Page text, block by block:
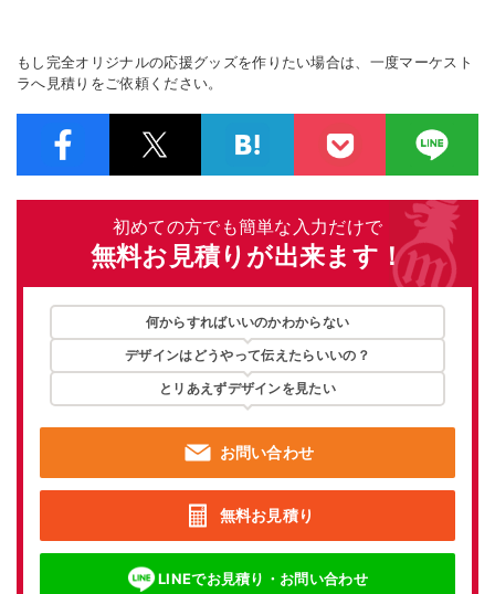
もし完全オリジナルの応援グッズを作りたい場合は、一度マーケスト
ラへ見積りをご依頼ください。
初めての方でも簡単な入力だけで
無料お見積りが出来ます！
何からすればいいのかわからない
デザインはどうやって伝えたらいいの？
とリあえずデザインを見たい
お問い合わせ
無料お見積り
LINEでお見積り・お問い合わせ